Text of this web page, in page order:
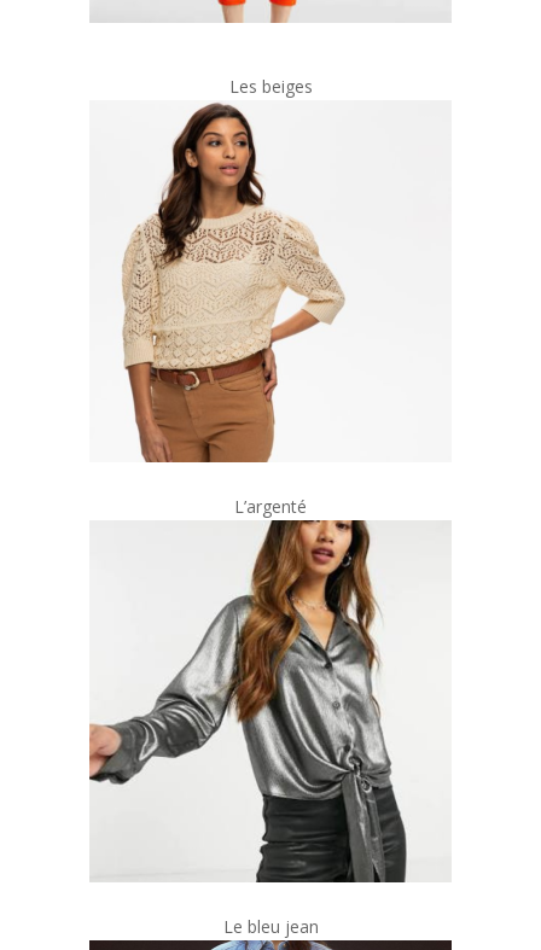
Les beiges
L’argenté
Le bleu jean